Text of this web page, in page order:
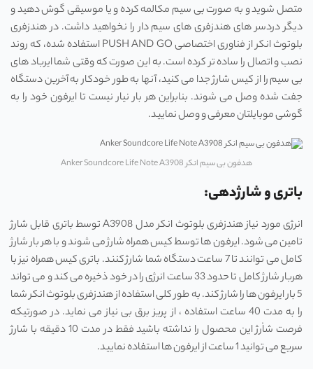
متصل شوید و به صورت بی سیم مکالمه کرده و یا موسیقی گوش دهید و
دیگر دردسر های هندزفری های سیم دار را نخواهید داشت. در هندزفری
بلوتوث انکر از فناوری اختصاصی PUSH AND GO استفاده شده، که روند
نصب و اتصال را ساده تر کرده است. به این صورت که وقتی شما ایرباد های
بی سیم را از کیس شارژ جدا می کنید، آنها به طور خودکار به آخرین دستگاه
جفت شده وصل می شوند. بنابراین هر بار نیار نیست تا ایرفون خود را به
گوشی موبایلتان معرفی و وصل نمایید.
هدفون بی سیم انکر Anker Soundcore Life Note A3908
باتری و شارژدهی:
انرژی مورد نیاز هندزفری بلوتوث انکر مدل A3908 توسط باتری قابل شارژ
تامین می شود. ایرفون ها توسط کیس همراه شارژ می شوند و با هر بار شارژ
کامل می توانند تا 7 ساعت دستگاه شما شارژ کنند. باتری کیس همراه نیز با
هربار شارژ کامل تا حدود 33 ساعت انرژی را در خود ذخیره می کند و می تواند
5 بار ایرفون ها را شارژ کند. به طور کلی استفاده از هندزفری بلوتوث انکر شما
را به مدت 40 ساعت استفاده ، از پریز برق بی نیاز می نماید. در صورتیکه
فرصت شاٰرژ این محصول را نداشته باشید فقط در مدت 10 دقیقه با شارژ
سریع می توانید 1 ساعت از ایرفون ها استفاده نمایید.